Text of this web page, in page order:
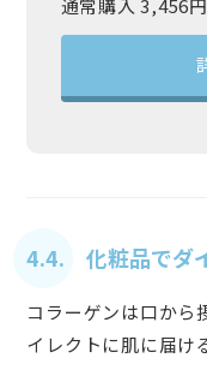
通常購入 3,456
4.4. 化粧品でダ
コラーゲンは口から
イレクトに肌に届け